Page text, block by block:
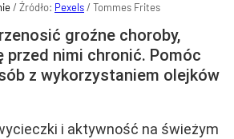
/ Źródło: Pexels/ Tommes Frites
groźne choroby,
nimi chronić. Pomóc
z wykorzystaniem olejków
i aktywność na świeżym